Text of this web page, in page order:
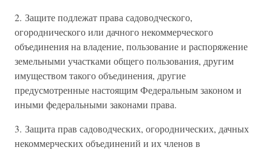
2. Защите подлежат права садоводческого,
огороднического или дачного некоммерческого
объединения на владение, пользование и распоряжение
земельными участками общего пользования, другим
имуществом такого объединения, другие
предусмотренные настоящим Федеральным законом и
иными федеральными законами права.
3. Защита прав садоводческих, огороднических, дачных
некоммерческих объединений и их членов в